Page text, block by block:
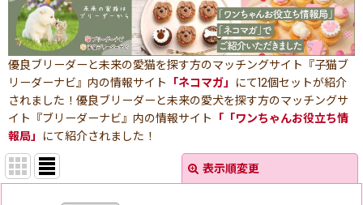
優良ブリーダーと未来の愛猫を探す方のマッチングサイト『子猫ブ
リーダーナビ』内の情報サイト 「ネコマガ」 にて12個セットが紹介
されました！優良ブリーダーと未来の愛犬を探す方のマッチングサ
イト『ブリーダーナビ』内の情報サイト 「「ワンちゃんお役立ち情
報局」 にて紹介されました！
表示順変更